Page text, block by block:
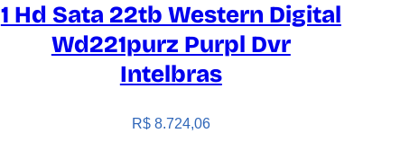
1 Hd Sata 22tb Western Digital
Wd221purz Purpl Dvr
Intelbras
R$8.724,06